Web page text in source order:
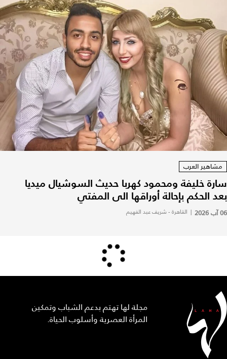
مشاهير العرب
سارة خليفة ومحمود كهربا حديث السوشيال ميديا
بعد الحكم بإحالة أوراقها الى المفتي
06 آب 2026 | القاهرة - شريف عبد الفهيم
مجلة لها تهتم بدعم الشباب وتمكين
المرأة العصرية وأسلوب الحياة.